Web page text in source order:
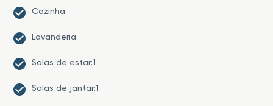
Cozinha
Lavanderia
Salas de estar:1
Salas de jantar:1